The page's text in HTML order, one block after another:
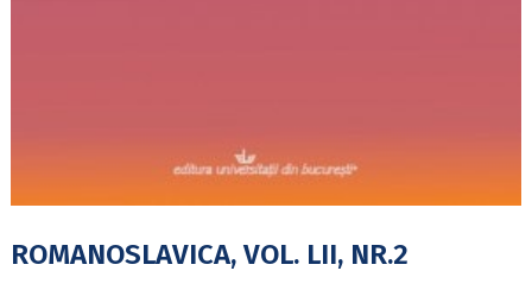
ROMANOSLAVICA, VOL. LII, NR.2